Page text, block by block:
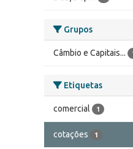
Grupos
Câmbio e Capitais...
Etiquetas
comercial 1
cotações 1